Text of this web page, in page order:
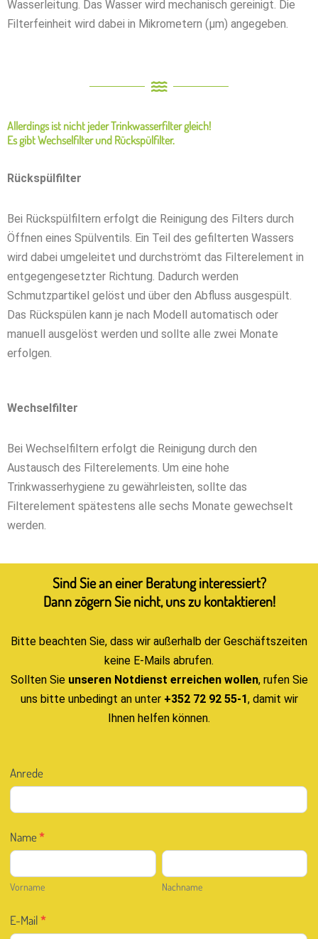
Wasserleitung. Das Wasser wird mechanisch gereinigt. Die
Filterfeinheit wird dabei in Mikrometern (μm) angegeben.
Allerdings ist nicht jeder Trinkwasserfilter gleich!
Es gibt Wechselfilter und Rückspülfilter.
Rückspülfilter
Bei Rückspülfiltern erfolgt die Reinigung des Filters durch
Öffnen eines Spülventils. Ein Teil des gefilterten Wassers
wird dabei umgeleitet und durchströmt das Filterelement in
entgegengesetzter Richtung. Dadurch werden
Schmutzpartikel gelöst und über den Abfluss ausgespült.
Das Rückspülen kann je nach Modell automatisch oder
manuell ausgelöst werden und sollte alle zwei Monate
erfolgen.
Wechselfilter
Bei Wechselfiltern erfolgt die Reinigung durch den
Austausch des Filterelements. Um eine hohe
Trinkwasserhygiene zu gewährleisten, sollte das
Filterelement spätestens alle sechs Monate gewechselt
werden.
Sind Sie an einer Beratung interessiert?
Dann zögern Sie nicht, uns zu kontaktieren!
Bitte beachten Sie, dass wir außerhalb der Geschäftszeiten
keine E-Mails abrufen.
Sollten Sieunseren Notdienst erreichen wollen, rufen Sie
uns bitte unbedingt an unter +352 72 92 55-1, damit wir
Ihnen helfen können.
Kontakt
D
Anrede
Name*
Vorname
Vorname
Nachname
Nachname
E-Mail*